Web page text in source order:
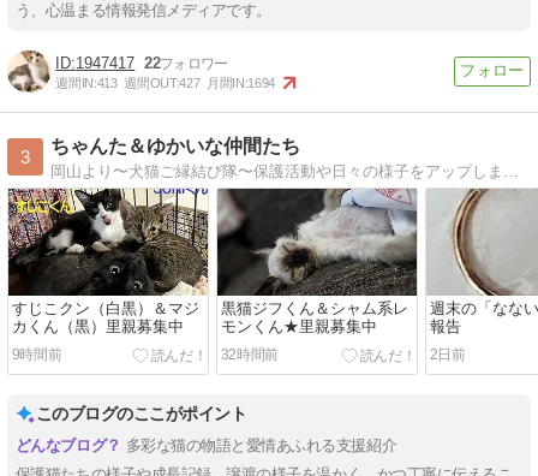
う、心温まる情報発信メディアです。
1947417 22
週間IN:413 週間OUT:427 月間IN:1694
3
ちゃんた＆ゆかいな仲間たち
岡山より〜犬猫ご縁結び隊〜保護活動や日々の様子をアップします。
すじこクン（白黒）＆マジ
カくん（黒）里親募集中
9時間前
黒猫ジフくん＆シャム系レ
モンくん★里親募集中
32時間前
週末の「なな
報告
2日前
このブログのここがポイント
多彩な猫の物語と愛情あふれる支援紹介